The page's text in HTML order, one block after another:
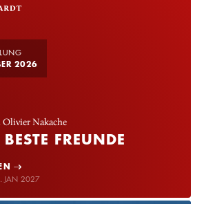
2026
Olivier Nakache
FREUNDE
JAN 2027